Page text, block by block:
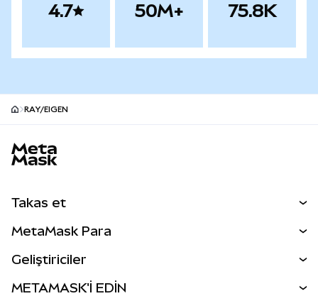
4.7 50M+ 75.8K
RAY/EIGEN
Takas et
Perps
MetaMask Para
Geliştiriciler
METAMASK'İ EDİN